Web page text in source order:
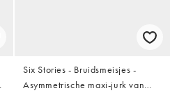
Six Stories - Bruidsmeisjes -
Asymmetrische maxi-jurk van